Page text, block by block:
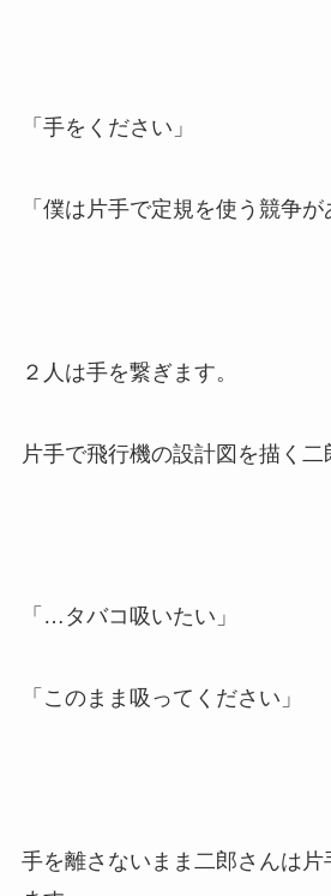
「手をください」
「僕は片手で定規を使う競争が
２人は手を繋ぎます。
片手で飛行機の設計図を描く二
「…タバコ吸いたい」
「このまま吸ってください」
手を離さないまま二郎さんは片